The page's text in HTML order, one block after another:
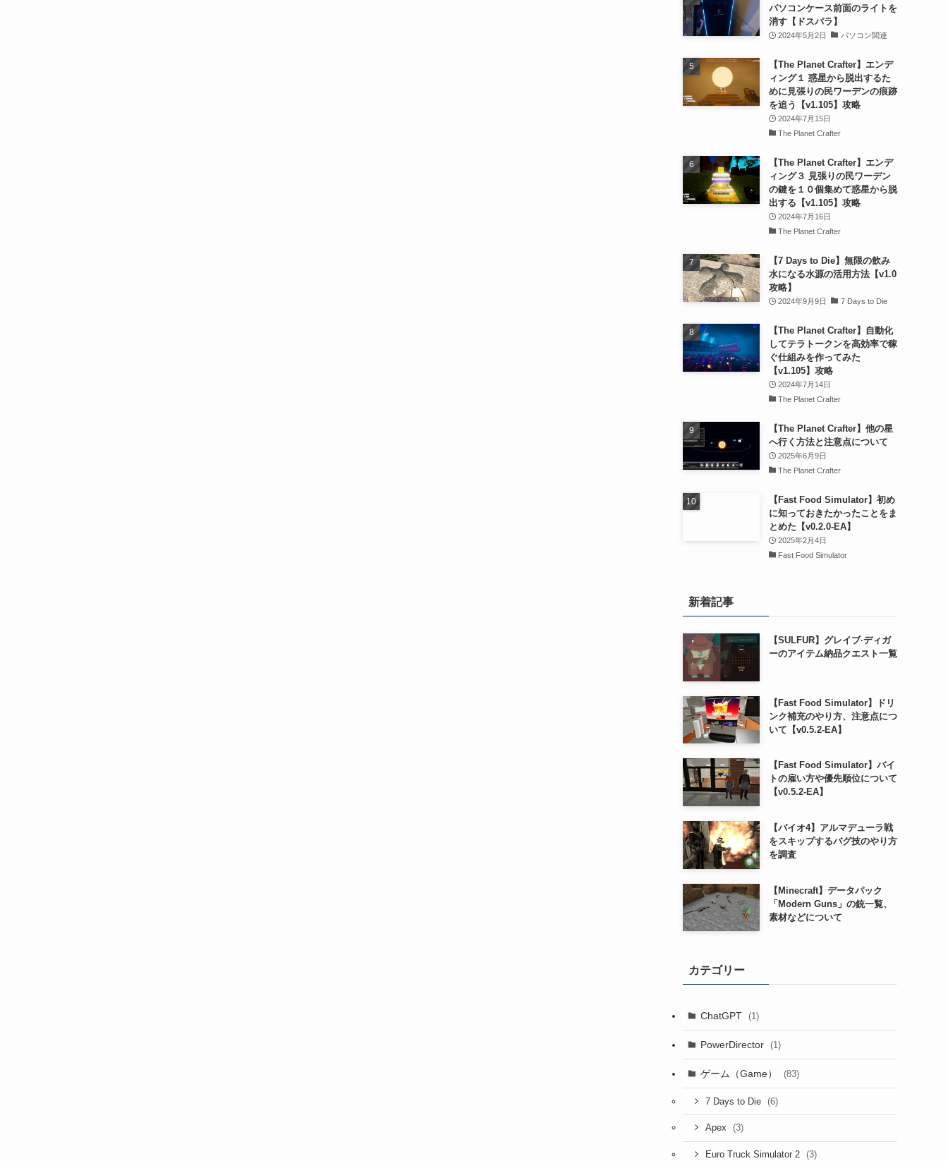
パソコンケース前面のライトを
消す【ドスパラ】
2024年5月2日 パソコン関連
【The Planet Crafter】エンデ
ィング１ 惑星から脱出するた
めに見張りの民ワーデンの痕跡
を追う【v1.105】攻略
2024年7月15日
The Planet Crafter
【The Planet Crafter】エンデ
ィング３ 見張りの民ワーデン
の鍵を１０個集めて惑星から脱
出する【v1.105】攻略
2024年7月16日
The Planet Crafter
【7 Days to Die】無限の飲み
水になる水源の活用方法【v1.0
攻略】
2024年9月9日 7 Days to Die
【The Planet Crafter】自動化
してテラトークンを高効率で稼
ぐ仕組みを作ってみた
【v1.105】攻略
2024年7月14日
The Planet Crafter
【The Planet Crafter】他の星
へ行く方法と注意点について
2025年6月9日
The Planet Crafter
【Fast Food Simulator】初め
に知っておきたかったことをま
とめた【v0.2.0-EA】
2025年2月4日
Fast Food Simulator
新着記事
【SULFUR】グレイブ·ディガ
ーのアイテム納品クエスト一覧
【Fast Food Simulator】ドリ
ンク補充のやり方、注意点につ
いて【v0.5.2-EA】
【Fast Food Simulator】バイ
トの雇い方や優先順位について
【v0.5.2-EA】
【バイオ4】アルマデューラ戦
をスキップするバグ技のやり方
を調査
【Minecraft】データパック
「Modern Guns」の銃一覧、
素材などについて
カテゴリー
ChatGPT (1)
PowerDirector (1)
ゲーム（Game） (83)
7 Days to Die (6)
Apex (3)
Euro Truck Simulator 2 (3)